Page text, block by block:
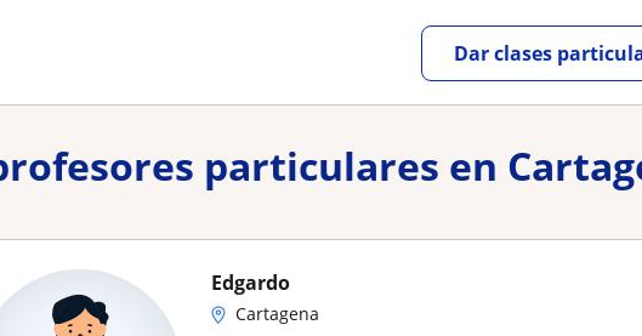
Dar clases
particulares en
Edgardo
Cartagena